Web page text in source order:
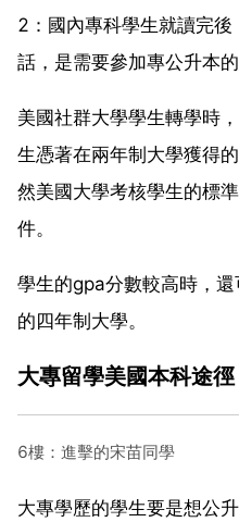
2：國內專科學生就讀完
話，是需要參加專公升本
美國社群大學學生轉學時
生憑著在兩年制大學獲得
然美國大學考核學生的標
件。
學生的gpa分數較高時，
的四年制大學。
大專留學美國本科途徑
6樓：進擊的宋苗同學
大專學歷的學生要是想公